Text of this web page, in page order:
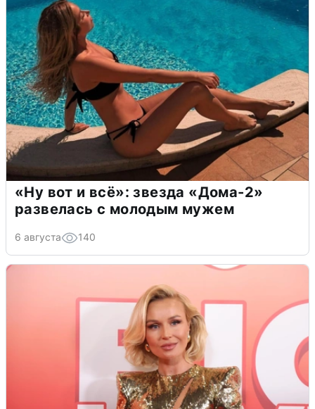
«Ну вот и всё»: звезда «Дома-2»
развелась с молодым мужем
6 августа 140